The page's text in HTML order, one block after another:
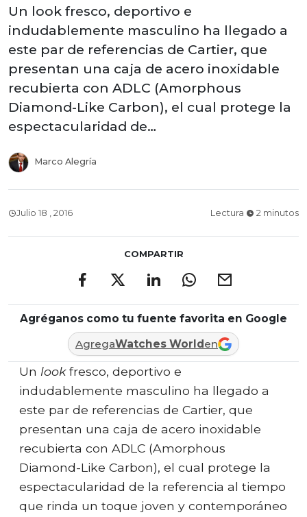
Un look fresco, deportivo e
indudablemente masculino ha llegado a
este par de referencias de Cartier, que
presentan una caja de acero inoxidable
recubierta con ADLC (Amorphous
Diamond-Like Carbon), el cual protege la
espectacularidad de…
Marco Alegría
Julio 18 , 2016 Lectura 2 minutos
COMPARTIR
Agréganos como tu fuente favorita en Google
AgregaWatches Worlden
Un lookfresco, deportivo e
indudablemente masculino ha llegado a
este par de referencias de Cartier, que
presentan una caja de acero inoxidable
recubierta con ADLC (Amorphous
Diamond-Like Carbon), el cual protege la
espectacularidad de la referencia al tiempo
que rinda un toque joven y contemporáneo